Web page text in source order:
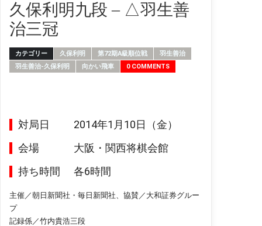
久保利明九段 – △羽生善
治三冠
カテゴリー 久保利明 第72期A級順位戦
羽生善治
羽生善治-久保利明
向かい飛車 0 COMMENTS
対局日
2014年1月10日（金）
会場
大阪・関西将棋会館
持ち時間
各6時間
主催／朝日新聞社・毎日新聞社、協賛／大和証券グルー
プ
記録係／竹内貴浩三段